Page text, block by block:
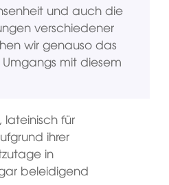
und auch die
verschiedener
wir genauso das
mit diesem
, lateinisch für
ihrer
in
beleidigend